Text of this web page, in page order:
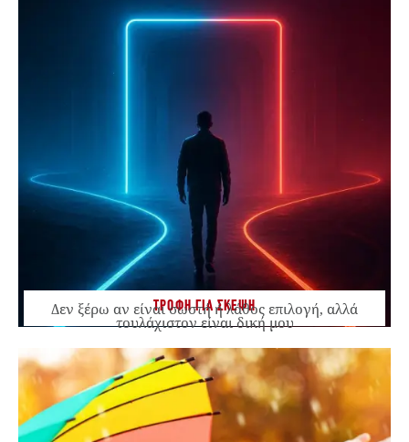
ΤΡΟΦΗ ΓΙΑ ΣΚΕΨΗ
Δεν ξέρω αν είναι σωστή ή λάθος επιλογή, αλλά
τουλάχιστον είναι δική μου